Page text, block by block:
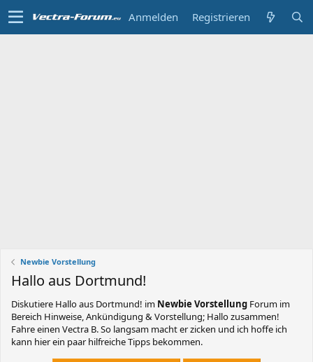
Anmelden Registrieren
Newbie Vorstellung
Hallo aus Dortmund!
Diskutiere Hallo aus Dortmund! im Newbie Vorstellung Forum im
Bereich Hinweise, Ankündigung & Vorstellung; Hallo zusammen!
Fahre einen Vectra B. So langsam macht er zicken und ich hoffe ich
kann hier ein paar hilfreiche Tipps bekommen.